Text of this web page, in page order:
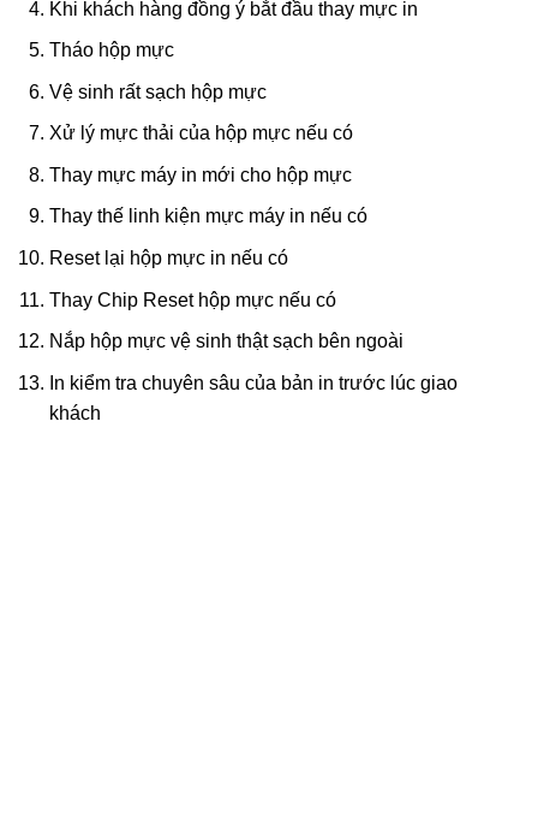
Khi khách hàng đồng ý bắt đầu thay mực in
Tháo hộp mực
Vệ sinh rất sạch hộp mực
Xử lý mực thải của hộp mực nếu có
Thay mực máy in mới cho hộp mực
Thay thế linh kiện mực máy in nếu có
Reset lại hộp mực in nếu có
Thay Chip Reset hộp mực nếu có
Nắp hộp mực vệ sinh thật sạch bên ngoài
In kiểm tra chuyên sâu của bản in trước lúc giao
khách